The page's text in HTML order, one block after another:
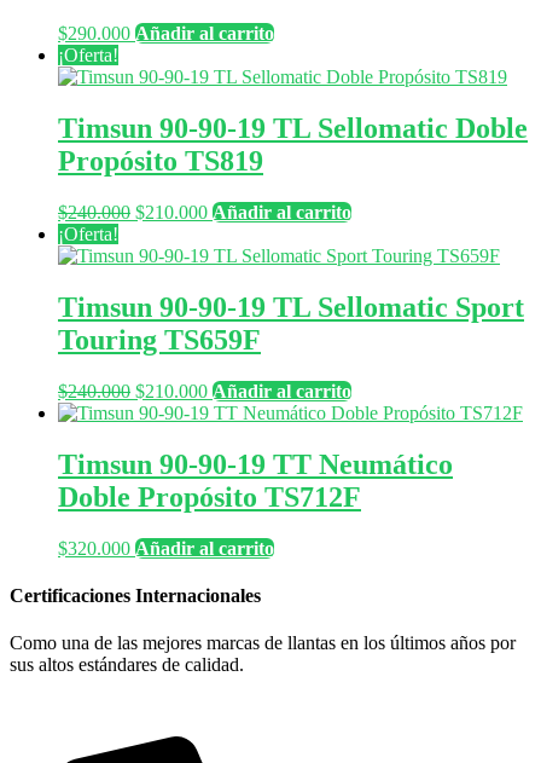
$290.000 Añadir al carrito
¡Oferta!
Timsun 90-90-19 TL Sellomatic Doble
Propósito TS819
$240.000 El
original
$240.000.
$210.000El
actual
$210.000.
Añadir al carrito
¡Oferta!
Timsun 90-90-19 TL Sellomatic Sport
Touring TS659F
$240.000 El
precio
era:
$240.000.
$210.000El
precio
es:
$210.000.
Añadir al carrito
Timsun 90-90-19 TT Neumático
Doble Propósito TS712F
$320.000 Añadir al carrito
Certificaciones Internacionales
Como una de las mejores marcas de llantas en los últimos años por
sus altos estándares de calidad.